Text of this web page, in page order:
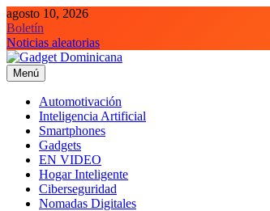
Saltar
al
contenido
agosto 10, 2026
Boletín
Noticias aleatorias
Gadget Dominicana
Gadgets, Autos y Tecnología de consumo
Menú
Automotivación
Inteligencia Artificial
Smartphones
Gadgets
EN VIDEO
Hogar Inteligente
Ciberseguridad
Nomadas Digitales